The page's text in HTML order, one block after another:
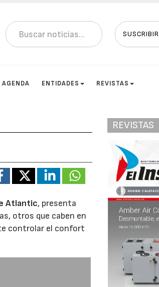
AGENDA ENTIDADES REVISTAS
Atlantic, presenta
otros que caben en
controlar el confort
REVISTAS